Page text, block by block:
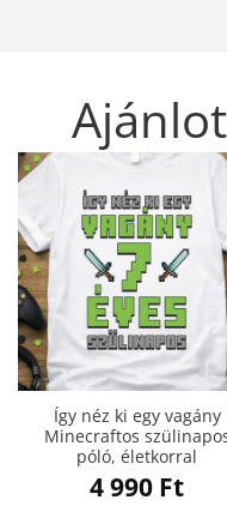
Így néz ki egy vagány
Minecraftos
póló, életkorral
4 990 Ft